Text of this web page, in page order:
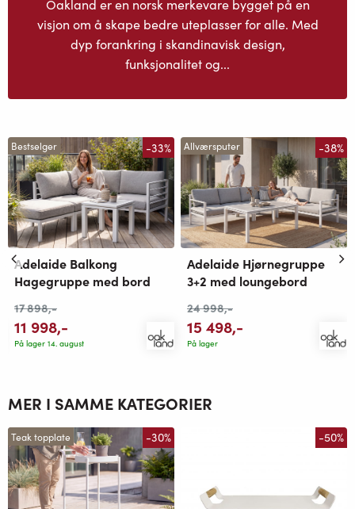
Oakland er en norsk merkevare bygget på en
visjon om å skape bedre uteplasser for alle. Med
dyp forankring i skandinavisk design,
funksjonalitet og...
Bestselger -33%
Adelaide Balkong
Hagegruppe med bord
17 898,-
11 998,-
På lager 14. august
Allværsputer -38%
Adelaide Hjørnegruppe
3+2 med loungebord
24 998,-
15 498,-
På lager
MER I SAMME KATEGORIER
Teak topplate -30% -50%